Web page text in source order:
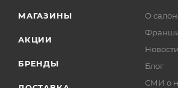
МАГАЗИНЫ
АКЦИИ
БРЕНДЫ
О
Новости
Блог
СМИ о